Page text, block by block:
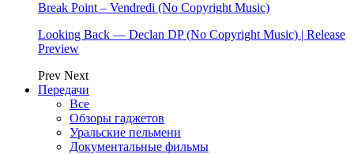
Break Point – Vendredi (No Copyright Music)
Looking Back — Declan DP (No Copyright Music) | Release
Preview
Prev Next
Передачи
Все
Обзоры гаджетов
Уральские пельмени
Документальные фильмы